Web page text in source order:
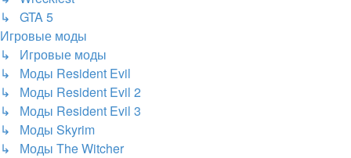
↳ GTA 5
Игровые моды
↳ Игровые моды
↳ Моды Resident Evil
↳ Моды Resident Evil 2
↳ Моды Resident Evil 3
↳ Моды Skyrim
↳ Моды The Witcher